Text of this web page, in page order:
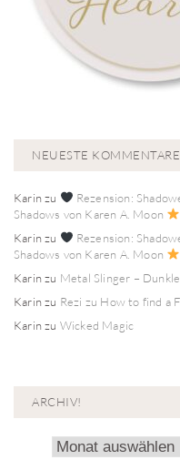
NEUESTE KOMMENTARE
Karinzu
Rezension:
Shadows von Karen A. Moon
Karinzu
Rezension:
Shadows von Karen A. Moon
Karinzu Metal Slinger –
Karinzu Rezi zu How to find a
Karinzu Wicked Magic
ARCHIV!
Archiv!